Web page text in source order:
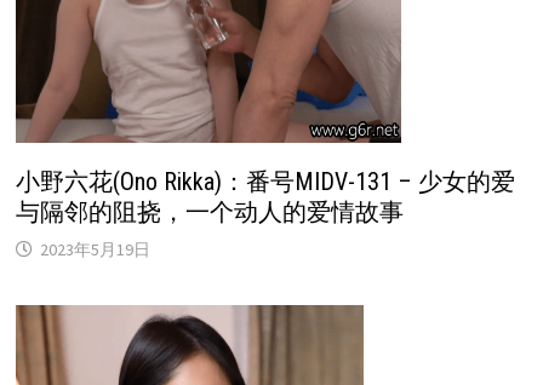
小野六花(Ono Rikka)：番号MIDV-131 – 少女的爱
与隔邻的阻挠，一个动人的爱情故事
2023年5月19日